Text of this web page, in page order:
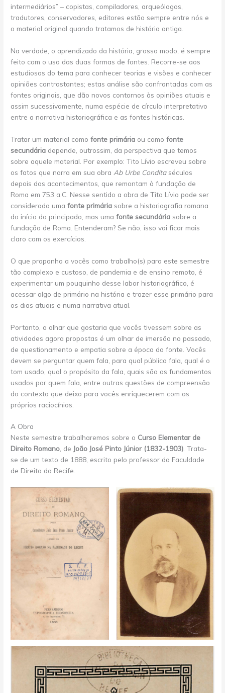
intermediários” – copistas, compiladores, arqueólogos,
tradutores, conservadores, editores estão sempre entre nós e
o material original quando tratamos de história antiga.
Na verdade, o aprendizado da história, grosso modo, é sempre
feito com o uso das duas formas de fontes. Recorre-se aos
estudiosos do tema para conhecer teorias e visões e conhecer
opiniões contrastantes; estas análise são confrontadas com as
fontes originais, que dão novos contornos às opiniões atuais e
assim sucessivamente, numa espécie de círculo interpretativo
entre a narrativa historiográfica e as fontes históricas.
Tratar um material comofonte primária ou comofonte
secundária depende, outrossim, da perspectiva que temos
sobre aquele material. Por exemplo: Tito Lívio escreveu sobre
os fatos que narra em sua obra Ab Urbe Conditaséculos
depois dos acontecimentos, que remontam à fundação de
Roma em 753 a.C. Nesse sentido a obra de Tito Lívio pode ser
considerada umafonte primária sobre a historiografia romana
do início do principado, mas umafonte secundária sobre a
fundação de Roma. Entenderam? Se não, isso vai ficar mais
claro com os exercícios.
O que proponho a vocês como trabalho(s) para este semestre
tão complexo e custoso, de pandemia e de ensino remoto, é
experimentar um pouquinho desse labor historiográfico, é
acessar algo de primário na história e trazer esse primário para
os dias atuais e numa narrativa atual.
Portanto, o olhar que gostaria que vocês tivessem sobre as
atividades agora propostas é um olhar de imersão no passado,
de questionamento e empatia sobre a época da fonte. Vocês
devem se perguntar quem fala, para qual público fala, qual é o
tom usado, qual o propósito da fala, quais são os fundamentos
usados por quem fala, entre outras questões de compreensão
do contexto que deixo para vocês enriquecerem com os
próprios raciocínios.
A Obra
Neste semestre trabalharemos sobre o Curso Elementar de
Direito Romano , de João José Pinto Júnior (1832-1903) . Trata-
se de um texto de 1888, escrito pelo professor da Faculdade
de Direito do Recife.